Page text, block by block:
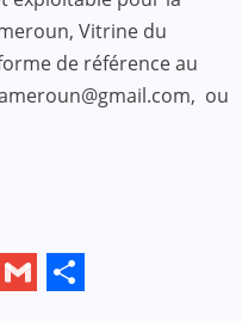
Vitrine du
de référence au
ou